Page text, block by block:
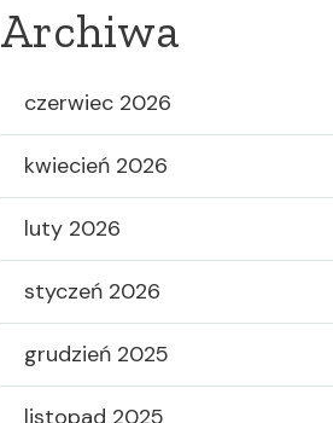
Archiwa
czerwiec 2026
kwiecień 2026
luty 2026
styczeń 2026
grudzień 2025
listopad 2025